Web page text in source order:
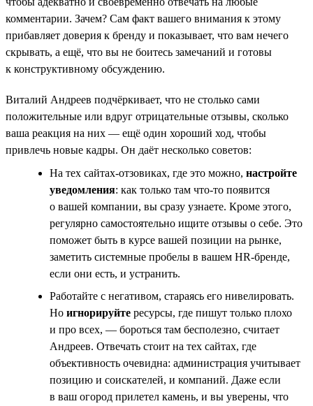
комментарии. Зачем? Сам факт вашего внимания к этому
прибавляет доверия к бренду и показывает, что вам нечего
скрывать, а ещё, что вы не боитесь замечаний и готовы
к конструктивному обсуждению.
Виталий Андреев подчёркивает, что не столько сами
положительные или вдруг отрицательные отзывы, сколько
ваша реакция на них — ещё один хороший ход, чтобы
привлечь новые кадры. Он даёт несколько советов:
На тех сайтах-отзовиках, где это можно, настройте
уведомления: как только там что-то появится
о вашей компании, вы сразу узнаете. Кроме этого,
регулярно самостоятельно ищите отзывы о себе. Это
поможет быть в курсе вашей позиции на рынке,
заметить системные пробелы в вашем HR-бренде,
если они есть, и устранить.
Работайте с негативом, стараясь его нивелировать.
Но игнорируйте ресурсы, где пишут только плохо
и про всех, — бороться там бесполезно, считает
Андреев. Отвечать стоит на тех сайтах, где
объективность очевидна: администрация учитывает
позицию и соискателей, и компаний. Даже если
в ваш огород прилетел камень, и вы уверены, что